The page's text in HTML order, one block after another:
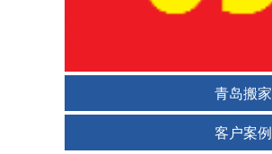
青岛搬家
客户案例